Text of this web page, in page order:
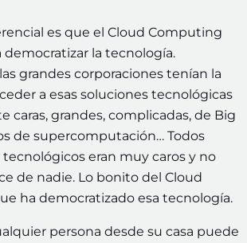
es que el Cloud Computing
democratizar la tecnología.
grandes corporaciones tenían la
a esas soluciones tecnológicas
caras, grandes, complicadas, de Big
de supercomputación… Todos
eran muy caros y no
de nadie. Lo bonito del Cloud
ha democratizado esa tecnología.
persona desde su casa puede